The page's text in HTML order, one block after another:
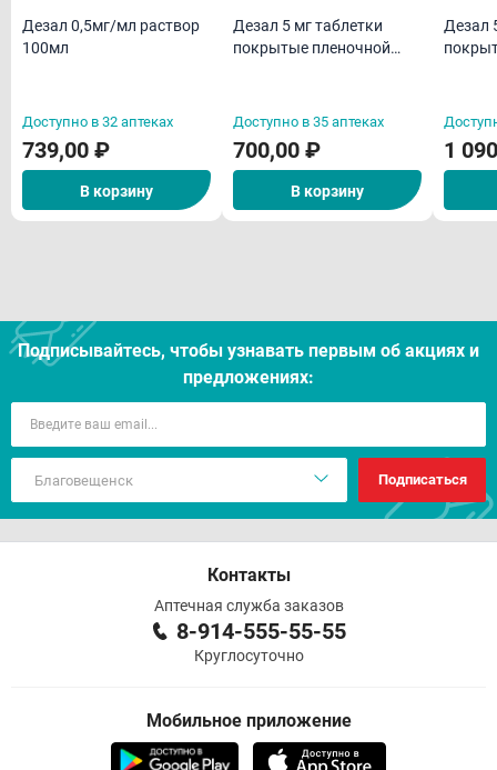
грудью
Побочные действия
Лекарственное взаимодействие
Особые указания
Дезал 0,5мг/мл раствор
100мл
Доступно в 32 аптеках
739,00 ₽
В корзину
Дезал 5 мг таблетки
покрытые пленочной
Доступно в 35 аптеках
700,00 ₽
В корзину
Дезал
1
Подписывайтесь, чтобы узнавать первым об акцияx и
предложениях:
Подписаться
Контакты
Аптечная служба заказов
8-914-555-55-55
Круглосуточно
Мобильное приложение